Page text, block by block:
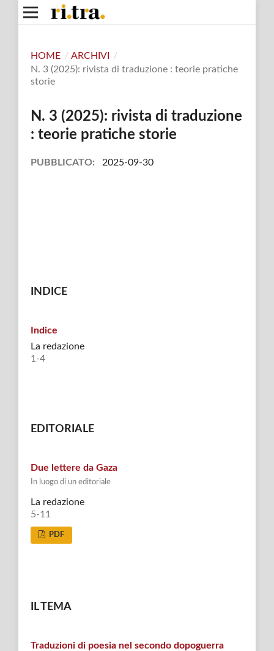
HOME / ARCHIVI
/
N. 3 (2025): rivista di traduzione : teorie pratiche
storie
N. 3 (2025): rivista di traduzione
: teorie pratiche storie
PUBBLICATO: 2025-09-30
INDICE
Indice
La redazione
1-4
EDITORIALE
Due lettere da Gaza
In luogo di un editoriale
La redazione
5-11
PDF
IL TEMA
Traduzioni di poesia nel secondo dopoguerra